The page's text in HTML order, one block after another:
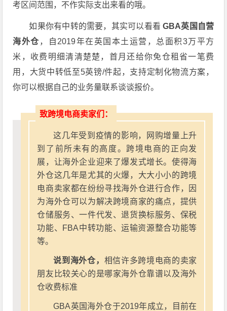
考区间范围，不作实际支出来看的哦。
如果你有中转的需要，其实可以看看GBA英国自营
海外仓 ，自2019年在英国本土运营，总面积3万平方
米，收费明细清清楚楚，首月还给你免仓租省一笔费
用，大货中转低至5英镑/件起，支持定制化物流方案，
你可以根据自己的业务量联系谈谈报价。
致跨境电商卖家们：
这几年受到疫情的影响，网购增量上升
到了前所未有的高度。跨境电商的正向发
展，让海外企业迎来了爆发式增长。使得海
外仓这几年是尤其的火爆，大大小小的跨境
电商卖家都在纷纷寻找海外仓进行合作，因
为海外仓可以为解决跨境商家的痛点，提供
仓储服务、一件代发、退货换标服务、保税
功能、FBA中转功能、运输资源整合功能等
等。
说到海外仓， 相信许多跨境电商的卖家
朋友比较关心的是哪家海外仓靠谱以及海外
仓收费标准
GBA英国海外仓于2019年成立，目前在